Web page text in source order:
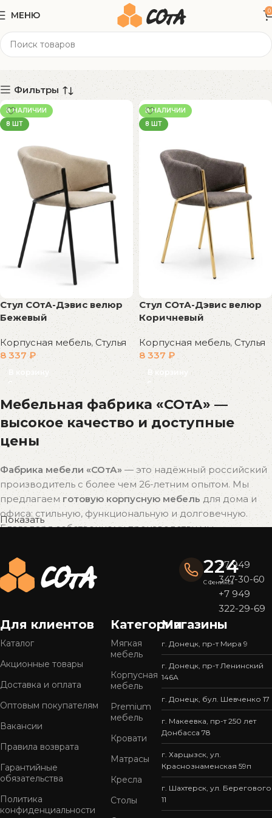
МЕНЮ 0
56х78х60 см
Фильтры
В НАЛИЧИИ
8 ШТ
Стул СОтА-Дэвис велюр
Бежевый
Корпусная мебель,Стулья
8 337₽
В корзину
В НАЛИЧИИ
8 ШТ
Стул СОтА-Дэвис велюр
Коричневый
Корпусная мебель,Стулья
8 337 ₽
В корзину
Мебельная фабрика «СОтА» —
высокое качество и доступные
цены
Фабрика мебели «СОтА» — это надёжный российский
производитель с более чем 26-летним опытом. Мы
предлагаем готовую корпусную мебель для дома и
офиса: стильную, функциональную и долговечную.
Благодаря собственному производству мы
качества
Почему выбирают мебель «СОтА»?
У нас представлен
большой выбор мебелив
популярных стилях — от современного минимализма
до уютной классики. Готовые решения подойдут для
кухни, спальни, гостиной, прихожей или офиса.
Качество, проверенное временем
Мы используем тольконадежные материалыи
современные технологии производства. Это
обеспечивает мебели прочность, устойчивость к
износу и привлекательный внешний вид на долгие
годы.
Готовые решения — быстро и удобно
Вся мебель «СОтА» уже в наличии и готова к отправке.
Показать
224
С Феникса
+7 949
347-30-60
+7 949
322-29-69
Для клиентов
Каталог
Акционные товары
Доставка и оплата
Оптовым покупателям
Вакансии
Правила возврата
Гарантийные
обязательства
Политика
конфиденциальности
Категории
Мягкая
мебель
Корпусная
мебель
Premium
мебель
Кровати
Матрасы
Кресла
Столы
Магазины
г. Донецк, пр-т Мира 9
г. Донецк, пр-т Ленинский
146А
г. Донецк, бул. Шевченко 17
г. Макеевка, пр-т 250 лет
Донбасса 78
г. Харцызск, ул.
Краснознаменская 59п
г. Шахтерск, ул. Берегового
11